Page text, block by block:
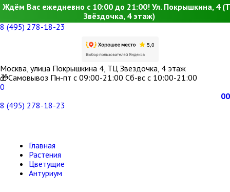
Ждём Вас ежедневно с 10:00 до 21:00! Ул. Покрышкина, 4
Звёздочка, 4 этаж)
8 (495) 278-18-23
Москва, улица Покрышкина 4, ТЦ Звездочка, 4 этаж
🎁Самовывоз Пн-пт с 09:00-21:00 Сб-вс с 10:00-21:00
0
00
8 (495) 278-18-23
Главная
Растения
Цветущие
Антуриум